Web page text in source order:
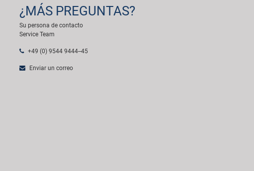
¿MÁS PREGUNTAS?
Su persona de contacto
Service Team
+49 (0) 9544 9444--45
Enviar un correo